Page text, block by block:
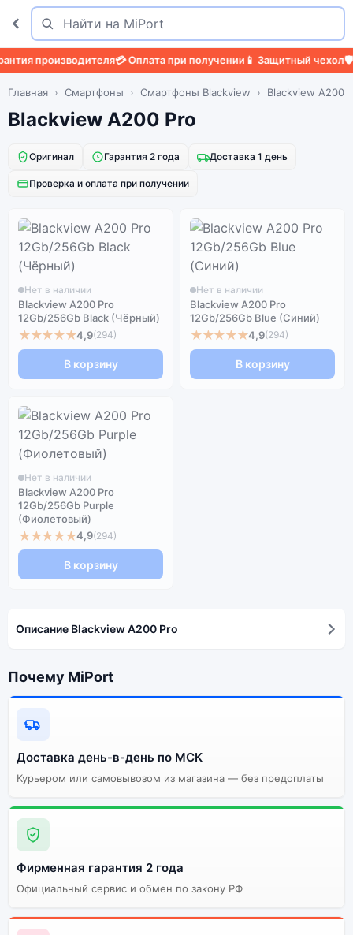
Поиск
Найти
производителя💳 Оплата при получении📱 Защитный чехол🛡️
Главная Смартфоны Смартфоны Blackview Blackview A200
Blackview A200 Pro
Оригинал Гарантия 2 года Доставка 1 день
Проверка и оплата при получении
Нет в наличии
Blackview A200 Pro
12Gb/256Gb Black (Чёрный)
★★★★★4,9(294)
В корзину
Нет в наличии
Blackview A200 Pro
12Gb/256Gb Blue (Синий)
★★★★★4,9(294)
В корзину
Нет в наличии
Blackview A200 Pro
12Gb/256Gb Purple
(Фиолетовый)
★★★★★4,9(294)
В корзину
Описание Blackview A200 Pro
Почему MiPort
Доставка день-в-день по МСК
Курьером или самовывозом из магазина — без предоплаты
Фирменная гарантия 2 года
Официальный сервис и обмен по закону РФ